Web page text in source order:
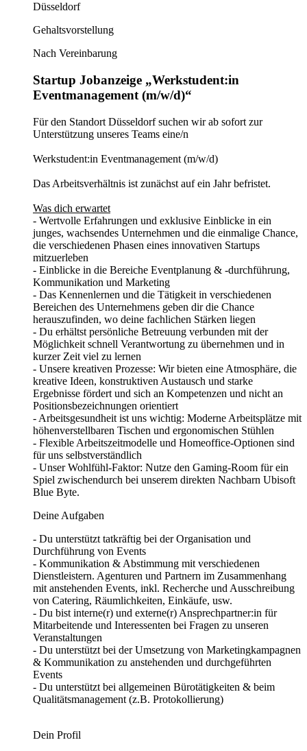
Düsseldorf
Gehaltsvorstellung
Nach Vereinbarung
Startup Jobanzeige „Werkstudent:in
Eventmanagement (m/w/d)“
Für den Standort Düsseldorf suchen wir ab sofort zur
Unterstützung unseres Teams eine/n
Werkstudent:in Eventmanagement (m/w/d)
Das Arbeitsverhältnis ist zunächst auf ein Jahr befristet.
Was dich erwartet
- Wertvolle Erfahrungen und exklusive Einblicke in ein
junges, wachsendes Unternehmen und die einmalige Chance,
die verschiedenen Phasen eines innovativen Startups
mitzuerleben
- Einblicke in die Bereiche Eventplanung & -durchführung,
Kommunikation und Marketing
- Das Kennenlernen und die Tätigkeit in verschiedenen
Bereichen des Unternehmens geben dir die Chance
herauszufinden, wo deine fachlichen Stärken liegen
- Du erhältst persönliche Betreuung verbunden mit der
Möglichkeit schnell Verantwortung zu übernehmen und in
kurzer Zeit viel zu lernen
- Unsere kreativen Prozesse: Wir bieten eine Atmosphäre, die
kreative Ideen, konstruktiven Austausch und starke
Ergebnisse fördert und sich an Kompetenzen und nicht an
Positionsbezeichnungen orientiert
- Arbeitsgesundheit ist uns wichtig: Moderne Arbeitsplätze mit
höhenverstellbaren Tischen und ergonomischen Stühlen
- Flexible Arbeitszeitmodelle und Homeoffice-Optionen sind
für uns selbstverständlich
- Unser Wohlfühl-Faktor: Nutze den Gaming-Room für ein
Spiel zwischendurch bei unserem direkten Nachbarn Ubisoft
Blue Byte.
Deine Aufgaben
- Du unterstützt tatkräftig bei der Organisation und
Durchführung von Events
- Kommunikation & Abstimmung mit verschiedenen
Dienstleistern. Agenturen und Partnern im Zusammenhang
mit anstehenden Events, inkl. Recherche und Ausschreibung
von Catering, Räumlichkeiten, Einkäufe, usw.
- Du bist interne(r) und externe(r) Ansprechpartner:in für
Mitarbeitende und Interessenten bei Fragen zu unseren
Veranstaltungen
- Du unterstützt bei der Umsetzung von Marketingkampagnen
& Kommunikation zu anstehenden und durchgeführten
Events
- Du unterstützt bei allgemeinen Bürotätigkeiten & beim
Qualitätsmanagement (z.B. Protokollierung)
Dein Profil